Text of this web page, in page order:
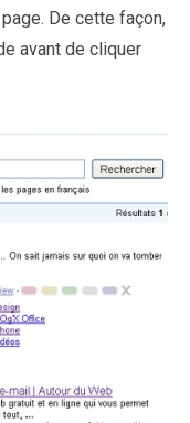
De cette façon,
avant de cliquer